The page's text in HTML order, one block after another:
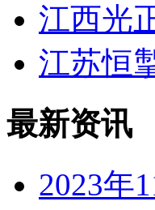
江西光
江苏恒
最新资讯
2023年